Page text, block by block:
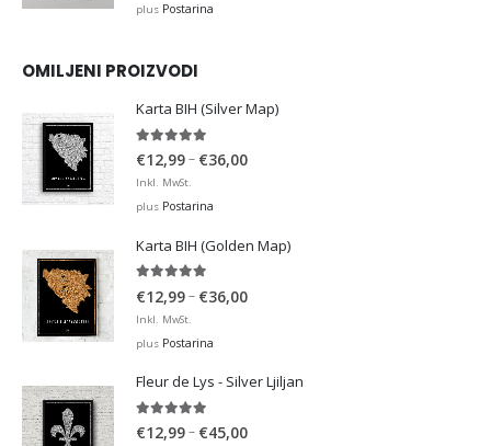
plus Postarina
OMILJENI PROIZVODI
Karta BIH (Silver Map)
4.95out of 5
€12,99– €36,00Price
€36,00
Inkl. MwSt.
plus Postarina
Karta BIH (Golden Map)
€12,99– €36,00Price
€36,00
Inkl. MwSt.
plus Postarina
Fleur de Lys - Silver Ljiljan
4.88out of 5
€12,99– €45,00Price